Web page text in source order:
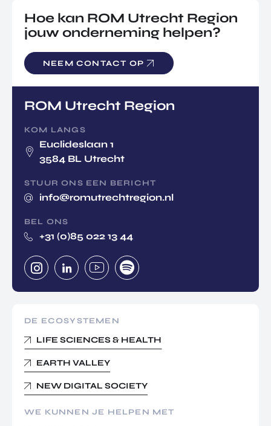
Hoe kan ROM Utrecht Region
jouw onderneming helpen?
NEEM CONTACT OP
ROM Utrecht Region
KOM LANGS
Euclideslaan 1
3584 BL Utrecht
STUUR ONS EEN BERICHT
info@romutrechtregion.nl
BEL ONS
+31 (0)85 022 13 44
DE ECOSYSTEMEN
LIFE SCIENCES & HEALTH
EARTH VALLEY
NEW DIGITAL SOCIETY
WE KUNNEN JE HELPEN MET